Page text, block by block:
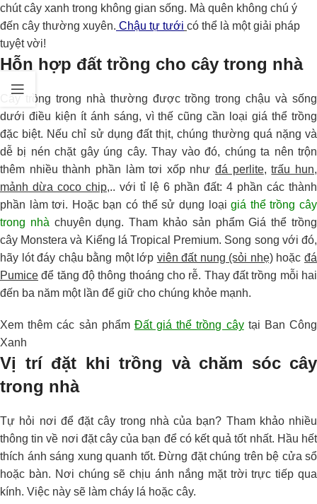
chút cây xanh trong không gian sống. Mà quên không chú ý
đến cây thường xuyên. Chậu tự tưới có thể là một giải pháp
tuyệt vời!
Hỗn hợp đất trồng cho cây trong nhà
Cây trồng trong nhà thường được trồng trong chậu và sống
dưới điều kiện ít ánh sáng, vì thế cũng cần loại giá thể trồng
đặc biệt. Nếu chỉ sử dụng đất thịt, chúng thường quá nặng và
dễ bị nén chặt gây úng cây. Thay vào đó, chúng ta nên trộn
thêm nhiều thành phần làm tơi xốp nhưđá perlite,trấu hun,
mảnh dừa coco chip,.. với tỉ lệ 6 phần đất: 4 phần các thành
phần làm tơi. Hoặc bạn có thể sử dụng loạigiá thể trồng cây
trong nhà chuyên dụng. Tham khảo sản phẩm Giá thể trồng
cây Monstera và Kiểng lá Tropical Premium. Song song với đó,
hãy lót đáy chậu bằng một lớp viên đất nung (sỏi nhẹ)hoặcđá
Pumice để tăng độ thông thoáng cho rễ. Thay đất trồng mỗi hai
đến ba năm một lần để giữ cho chúng khỏe mạnh.
Xem thêm các sản phẩm Đất giá thể trồng câytại Ban Công
Xanh
Vị trí đặt khi trồng và chăm sóc cây
trong nhà
Tự hỏi nơi để đặt cây trong nhà của bạn? Tham khảo nhiều
thông tin về nơi đặt cây của bạn để có kết quả tốt nhất. Hầu hết
thích ánh sáng xung quanh tốt. Đừng đặt chúng trên bệ cửa sổ
hoặc bàn. Nơi chúng sẽ chịu ánh nắng mặt trời trực tiếp qua
kính. Việc này sẽ làm cháy lá hoặc cây.